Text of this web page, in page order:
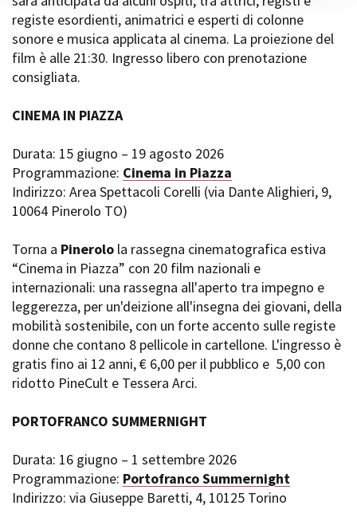
registe esordienti, animatrici e esperti di colonne
sonore e musica applicata al cinema. La proiezione del
film è alle 21:30. Ingresso libero con prenotazione
consigliata.
CINEMA IN PIAZZA
Durata: 15 giugno – 19 agosto 2026
Programmazione: Cinema in Piazza
Indirizzo: Area Spettacoli Corelli (via Dante Alighieri, 9,
10064 Pinerolo TO)
Torna a Pinerolo la rassegna cinematografica estiva
“Cinema in Piazza” con 20 film nazionali e
internazionali: una rassegna all'aperto tra impegno e
leggerezza, per un'deizione all'insegna dei giovani, della
mobilità sostenibile, con un forte accento sulle registe
donne che contano 8 pellicole in cartellone. L'ingresso è
gratis fino ai 12 anni, € 6,00 per il pubblico e 5,00 con
ridotto PineCult e Tessera Arci.
PORTOFRANCO SUMMERNIGHT
Durata: 16 giugno – 1 settembre 2026
Programmazione: Portofranco Summernight
Indirizzo: via Giuseppe Baretti, 4, 10125 Torino